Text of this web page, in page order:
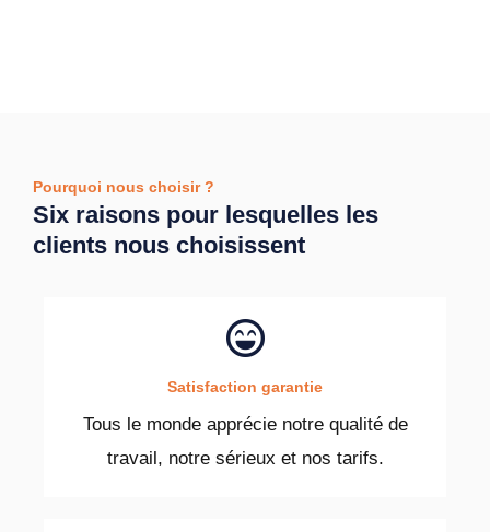
Pourquoi nous choisir ?
Six raisons pour lesquelles les
clients nous choisissent
Satisfaction garantie
Tous le monde apprécie notre qualité de
travail, notre sérieux et nos tarifs.